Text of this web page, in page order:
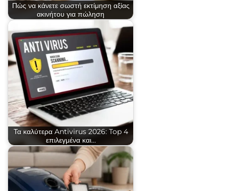
Πώς να κάνετε σωστή εκτίμηση αξίας
ακινήτου για πώληση
Τα καλύτερα Antivirus 2026: Top 4
επιλεγμένα και…